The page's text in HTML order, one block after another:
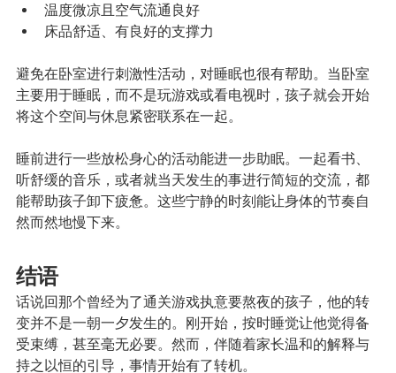
温度微凉且空气流通良好
床品舒适、有良好的支撑力
避免在卧室进行刺激性活动，对睡眠也很有帮助。当卧室
主要用于睡眠，而不是玩游戏或看电视时，孩子就会开始
将这个空间与休息紧密联系在一起。
睡前进行一些放松身心的活动能进一步助眠。一起看书、
听舒缓的音乐，或者就当天发生的事进行简短的交流，都
能帮助孩子卸下疲惫。这些宁静的时刻能让身体的节奏自
然而然地慢下来。
结语
话说回那个曾经为了通关游戏执意要熬夜的孩子，他的转
变并不是一朝一夕发生的。刚开始，按时睡觉让他觉得备
受束缚，甚至毫无必要。然而，伴随着家长温和的解释与
持之以恒的引导，事情开始有了转机。